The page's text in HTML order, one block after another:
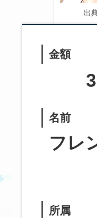
出
金額
名前
フレ
所属